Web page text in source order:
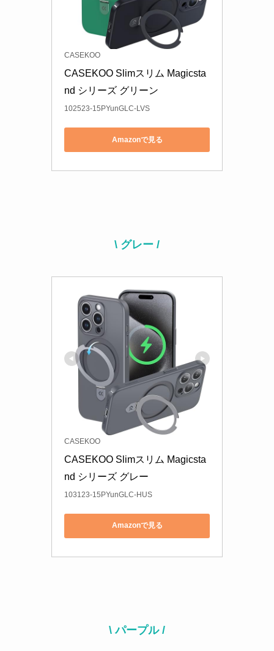
CASEKOO
CASEKOO Slimスリム Magicsta
nd シリーズ グリーン
102523-15PYunGLC-LVS
Amazonで見る
\ グレー /
CASEKOO
CASEKOO Slimスリム Magicsta
nd シリーズ グレー
103123-15PYunGLC-HUS
Amazonで見る
\ パープル /